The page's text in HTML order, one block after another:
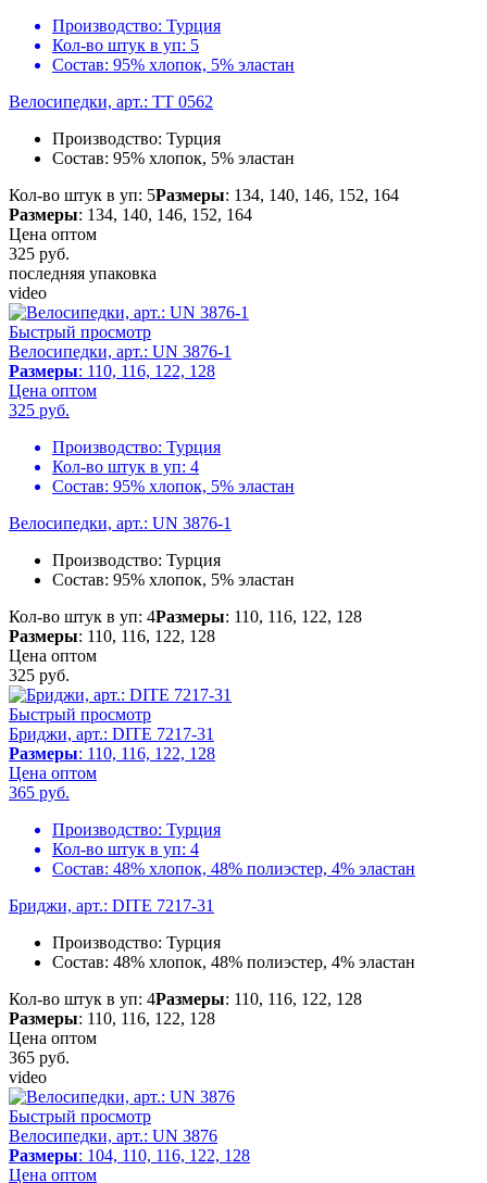
Производство: Турция
Кол-во штук в уп: 5
Состав: 95% хлопок, 5% эластан
Велосипедки, арт.: TT 0562
Производство: Турция
Состав: 95% хлопок, 5% эластан
Кол-во штук в уп: 5Размеры: 134, 140, 146, 152, 164
Размеры: 134, 140, 146, 152, 164
Цена оптом
325 руб.
последняя упаковка
video
Быстрый просмотр
Велосипедки, арт.: UN 3876-1
Размеры: 110, 116, 122, 128
Цена оптом
325 руб.
Производство: Турция
Кол-во штук в уп: 4
Состав: 95% хлопок, 5% эластан
Велосипедки, арт.: UN 3876-1
Производство: Турция
Состав: 95% хлопок, 5% эластан
Кол-во штук в уп: 4Размеры: 110, 116, 122, 128
Размеры: 110, 116, 122, 128
Цена оптом
325 руб.
Быстрый просмотр
Бриджи, арт.: DITE 7217-31
Размеры: 110, 116, 122, 128
Цена оптом
365 руб.
Производство: Турция
Кол-во штук в уп: 4
Состав: 48% хлопок, 48% полиэстер, 4% эластан
Бриджи, арт.: DITE 7217-31
Производство: Турция
Состав: 48% хлопок, 48% полиэстер, 4% эластан
Кол-во штук в уп: 4Размеры: 110, 116, 122, 128
Размеры: 110, 116, 122, 128
Цена оптом
365 руб.
video
Быстрый просмотр
Велосипедки, арт.: UN 3876
Размеры: 104, 110, 116, 122, 128
Цена оптом